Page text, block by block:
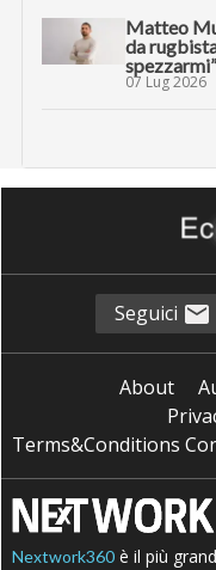
Matteo
da
spezzarmi”
07 Lug 2026
Seguici
About
Terms&Conditions
Nextwork360 è il più